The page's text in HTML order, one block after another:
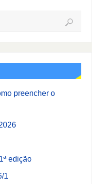
preencher o
edição
1